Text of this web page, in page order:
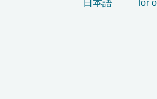
日本語 for